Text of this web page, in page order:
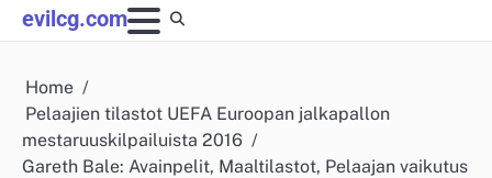
Skip
to
evilcg.com
Home
Pelaajien tilastot UEFA Euroopan jalkapallon
mestaruuskilpailuista 2016
Gareth Bale: Avainpelit, Maaltilastot, Pelaajan vaikutus